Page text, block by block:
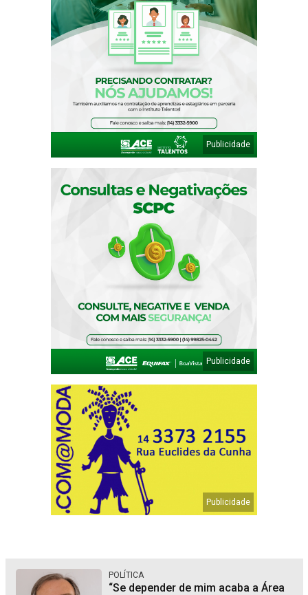
POLÍTICA
“Se depender de mim acaba a Área